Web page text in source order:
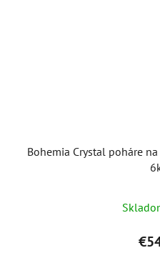
Bohemia Crystal poháre